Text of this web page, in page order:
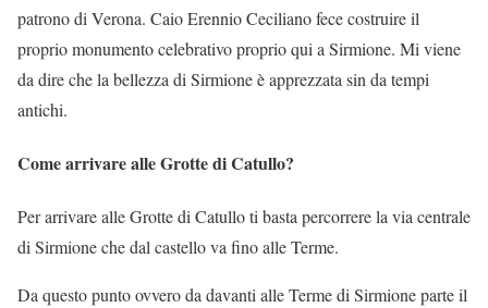
patrono di Verona. Caio Erennio Ceciliano fece costruire il
proprio monumento celebrativo proprio qui a Sirmione. Mi viene
da dire che la bellezza di Sirmione è apprezzata sin da tempi
antichi.
Come arrivare alle Grotte di Catullo?
Per arrivare alle Grotte di Catullo ti basta percorrere la via centrale
di Sirmione che dal castello va fino alle Terme.
Da questo punto ovvero da davanti alle Terme di Sirmione parte il